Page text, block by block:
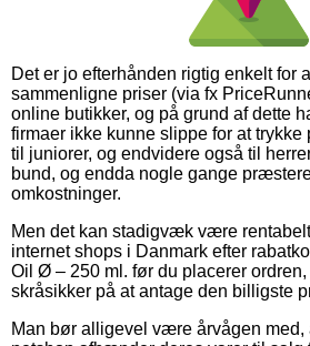
Det er jo efterhånden rigtig enkelt for
sammenligne priser (via fx
online butikker, og på grund af dette
firmaer ikke kunne slippe for at trykke
til juniorer, og endvidere også til
bund, og endda nogle gange
omkostninger.
Men det kan stadigvæk være
internet shops i Danmark efter
Oil Ø – 250 ml. før du placerer
skråsikker på at antage den billigste
Man bør alligevel være årvågen